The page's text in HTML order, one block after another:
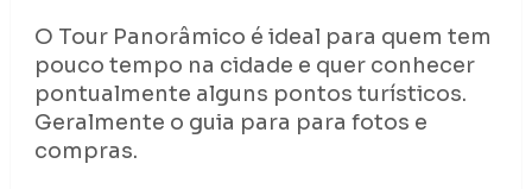
O Tour Panorâmico é ideal para quem tem
pouco tempo na cidade e quer conhecer
pontualmente alguns pontos turísticos.
Geralmente o guia para para fotos e
compras.